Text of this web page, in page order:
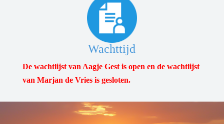
Wachttijd
De wachtlijst van Aagje Gest is open en de wachtlijst
van Marjan de Vries is gesloten.